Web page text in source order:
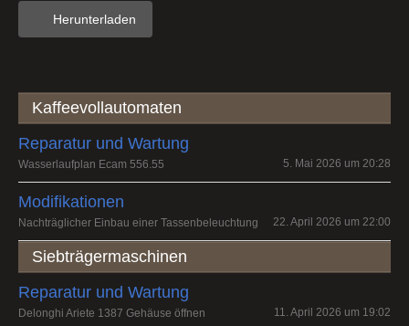
Herunterladen
Kaffeevollautomaten
Reparatur und Wartung
Wasserlaufplan Ecam 556.55 5. Mai 2026 um 20:28
Modifikationen
Nachträglicher Einbau einer Tassenbeleuchtung 22. April 2026 um 22:00
Siebträgermaschinen
Reparatur und Wartung
Delonghi Ariete 1387 Gehäuse öffnen 11. April 2026 um 19:02